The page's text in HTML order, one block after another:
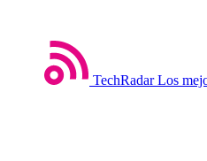
TechRadar Los